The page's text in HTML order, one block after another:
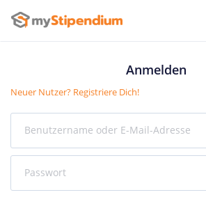
Anmelden
Neuer Nutzer? Registriere Dich!
Benutzername oder E-Mail-Adresse
Passwort